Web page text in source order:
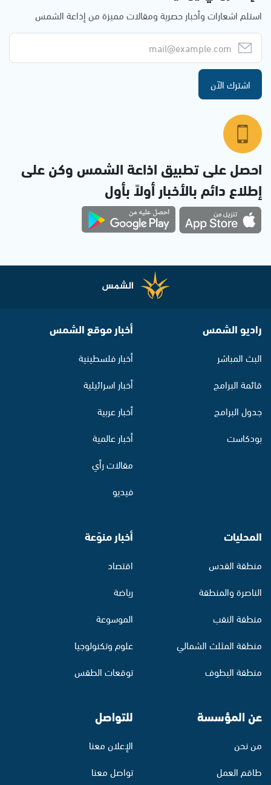
استلم اشعارات وأخبار حصرية ومقالات مميزة من إذاعة الشمس
اشترك الآن
احصل على تطبيق اذاعة الشمس وكن على
إطلاع دائم بالأخبار أولاً بأول
راديو الشمس
البث المباشر
قائمة البرامج
جدول البرامج
بودكاست
أخبار موقع الشمس
أخبار فلسطينية
أخبار اسرائيلية
أخبار عربية
أخبار عالمية
مقالات رأي
فيديو
المحليات
منطقة القدس
الناصرة والمنطقة
منطقة النقب
منطقة المثلث الشمالي
منطقة البطوف
أخبار منوّعة
اقتصاد
رياضة
الموسوعة
علوم وتكنولوجيا
توقعات الطقس
عن المؤسسة
من نحن
طاقم العمل
للتواصل
الإعلان معنا
تواصل معنا